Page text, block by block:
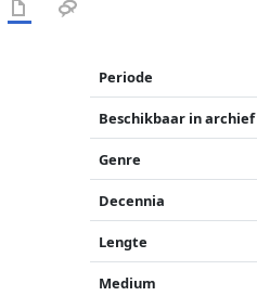
Periode
Beschikbaar in archief
Genre
Decennia
Lengte
Medium